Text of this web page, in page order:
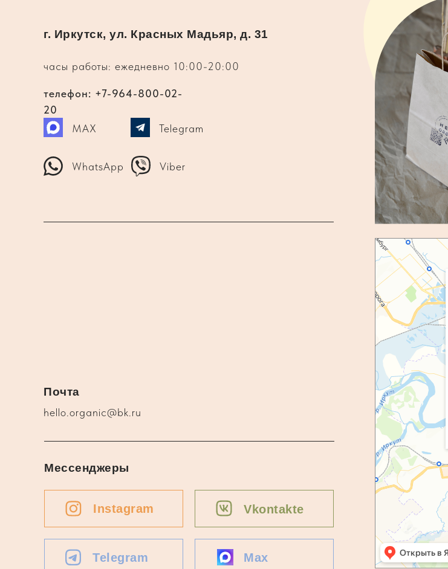
часы работы: ежедневно 10:00-20:00
г. Иркутск, ул. Красных Мадьяр, д. 31
WhatsApp Viber
Telegram
MAX
hello.organic@bk.ru
Почта
Instagram
Telegram Max
Vkontakte
Мессенджеры
телефон: +7-964-800-02-
20